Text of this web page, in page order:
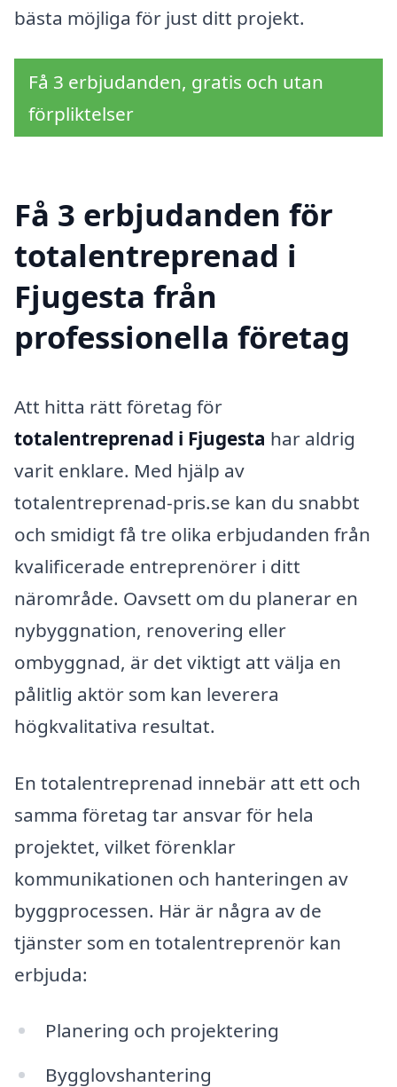
bästa möjliga för just ditt projekt.
Få 3 erbjudanden, gratis och utan
förpliktelser
Få 3 erbjudanden för
totalentreprenad i
Fjugesta från
professionella företag
Att hitta rätt företag för
totalentreprenad i Fjugesta har aldrig
varit enklare. Med hjälp av
totalentreprenad-pris.se kan du snabbt
och smidigt få tre olika erbjudanden från
kvalificerade entreprenörer i ditt
närområde. Oavsett om du planerar en
nybyggnation, renovering eller
ombyggnad, är det viktigt att välja en
pålitlig aktör som kan leverera
högkvalitativa resultat.
En totalentreprenad innebär att ett och
samma företag tar ansvar för hela
projektet, vilket förenklar
kommunikationen och hanteringen av
byggprocessen. Här är några av de
tjänster som en totalentreprenör kan
erbjuda:
Planering och projektering
Bygglovshantering